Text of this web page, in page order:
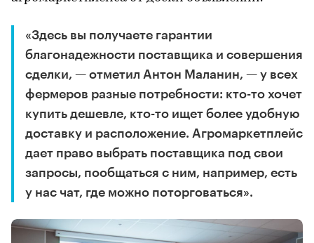
«Здесь вы получаете гарантии
благонадежности поставщика и совершения
сделки, — отметил Антон Маланин, — у всех
фермеров разные потребности: кто-то хочет
купить дешевле, кто-то ищет более удобную
доставку и расположение. Агромаркетплейс
дает право выбрать поставщика под свои
запросы, пообщаться с ним, например, есть
у нас чат, где можно поторговаться».